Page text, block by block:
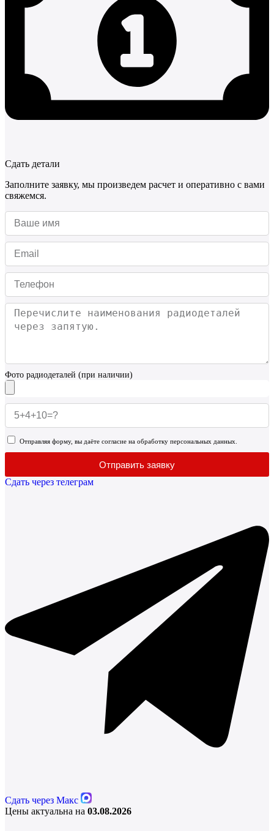
Сдать детали
Заполните заявку, мы произведем расчет и оперативно с вами
свяжемся.
Фото радиодеталей (при наличии)
Отправляя форму, вы даёте согласие на обработку персональных данных.
Отправить заявку
Сдать через телеграм
Сдать через Макс
Цены актуальна на 03.08.2026